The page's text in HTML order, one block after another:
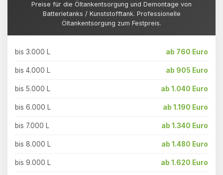
Preise für die Öltankentsorgung und Demontage von
Batterietanks / Kunststofftank. Professionelle
Öltankentsorgung zum Festpreis.
bis 3.000 L ab 760 Euro
bis 4.000 L ab 905 Euro
bis 5.000 L ab 1.040 Euro
bis 6.000 L ab 1.190 Euro
bis 7.000 L ab 1.340 Euro
bis 8.000 L ab 1.480 Euro
bis 9.000 L ab 1.620 Euro